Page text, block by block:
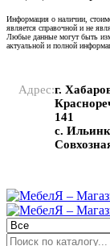
Информация о наличии,
является справочной и не
Любые данные могут быть
актуальной и полной
Адрес:г.
141
с.